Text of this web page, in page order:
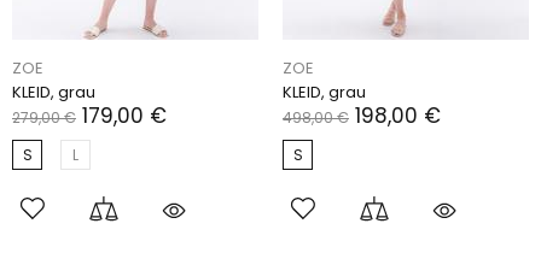
ZOE
KLEID, grau
279,00 € 179,00 €
S L
ZOE
KLEID, grau
498,00 € 198,00 €
S